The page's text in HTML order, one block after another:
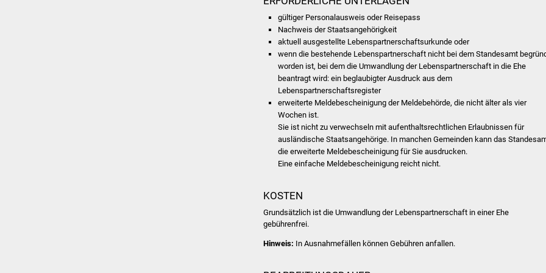
gültiger Personalausweis oder Reisepass
Nachweis der Staatsangehörigkeit
aktuell ausgestellte Lebenspartnerschaftsurkunde oder
wenn die bestehende Lebenspartnerschaft nicht bei dem Standesamt
worden ist, bei dem die Umwandlung der Lebenspartnerschaft in die Ehe
beantragt wird: ein beglaubigter Ausdruck aus dem
Lebenspartnerschaftsregister
erweiterte Meldebescheinigung der Meldebehörde, die nicht älter als vier
Wochen ist.
Sie ist nicht zu verwechseln mit aufenthaltsrechtlichen Erlaubnissen für
ausländische Staatsangehörige. In manchen Gemeinden kann das
die erweiterte Meldebescheinigung für Sie ausdrucken.
Eine einfache Meldebescheinigung reicht nicht.
KOSTEN
Grundsätzlich ist die Umwandlung der Lebenspartnerschaft in einer Ehe
gebührenfrei.
Hinweis: In Ausnahmefällen können Gebühren anfallen.